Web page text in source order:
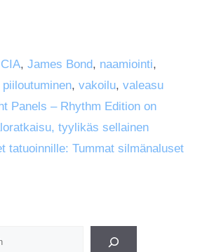
CIA,James Bond, naamiointi,
piiloutuminen, vakoilu, valeasu
Panels – Rhythm Edition on
tyylikäs sellainen
tatuoinnille: Tummat silmänaluset